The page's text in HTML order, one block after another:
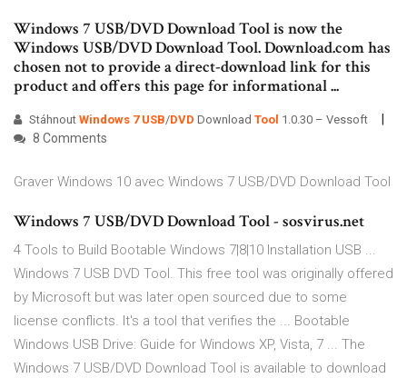
Windows 7 USB/DVD Download Tool is now the
Windows USB/DVD Download Tool. Download.com has
chosen not to provide a direct-download link for this
product and offers this page for informational ...
Stáhnout Windows 7 USB/DVD Download Tool 1.0.30 – Vessoft
8 Comments
Graver Windows 10 avec Windows 7 USB/DVD Download Tool
Windows 7 USB/DVD Download Tool - sosvirus.net
4 Tools to Build Bootable Windows 7|8|10 Installation USB ...
Windows 7 USB DVD Tool. This free tool was originally offered
by Microsoft but was later open sourced due to some
license conflicts. It's a tool that verifies the ... Bootable
Windows USB Drive: Guide for Windows XP, Vista, 7 ... The
Windows 7 USB/DVD Download Tool is available to download